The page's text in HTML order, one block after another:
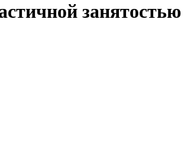
занятостью